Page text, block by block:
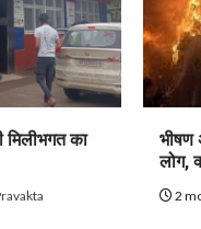
मिलीभगत का
भीषण
लोग,
2